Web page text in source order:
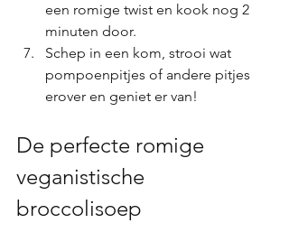
een romige twist en kook nog 2
minuten door.
Schep in een kom, strooi wat
pompoenpitjes of andere pitjes
erover en geniet er van!
De perfecte romige
veganistische
broccolisoep